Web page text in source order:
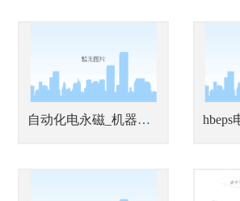
自动化电永磁_机器人磁力抓手